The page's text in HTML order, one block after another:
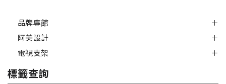
品牌專館
阿美設計
電視支架
標籤查詢